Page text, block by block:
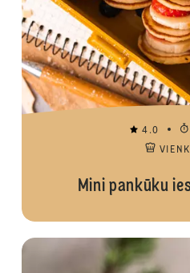
4.0
Mini pankūku